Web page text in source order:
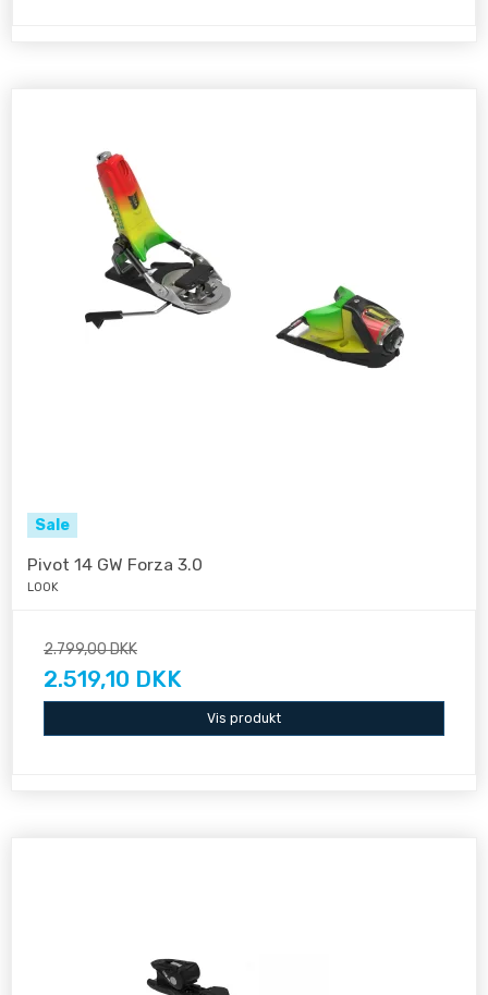
Sale
Pivot 14 GW Forza 3.0
LOOK
2.799,00 DKK
2.519,10 DKK
Vis produkt